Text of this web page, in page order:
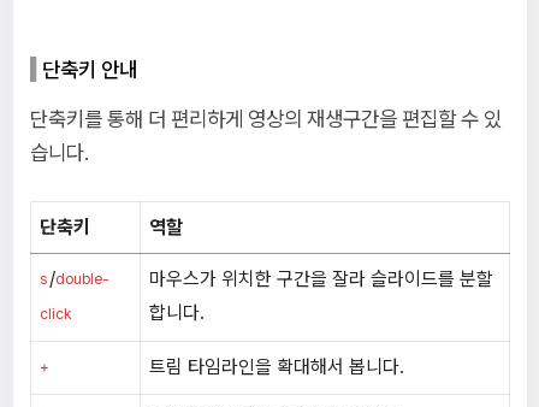
단축키 안내
단축키를 통해 더 편리하게 영상의 재생구간을 편집할 수 있
습니다.
단축키 역할
s/double-
click
마우스가 위치한 구간을 잘라 슬라이드를 분할
합니다.
+ 트림 타임라인을 확대해서 봅니다.